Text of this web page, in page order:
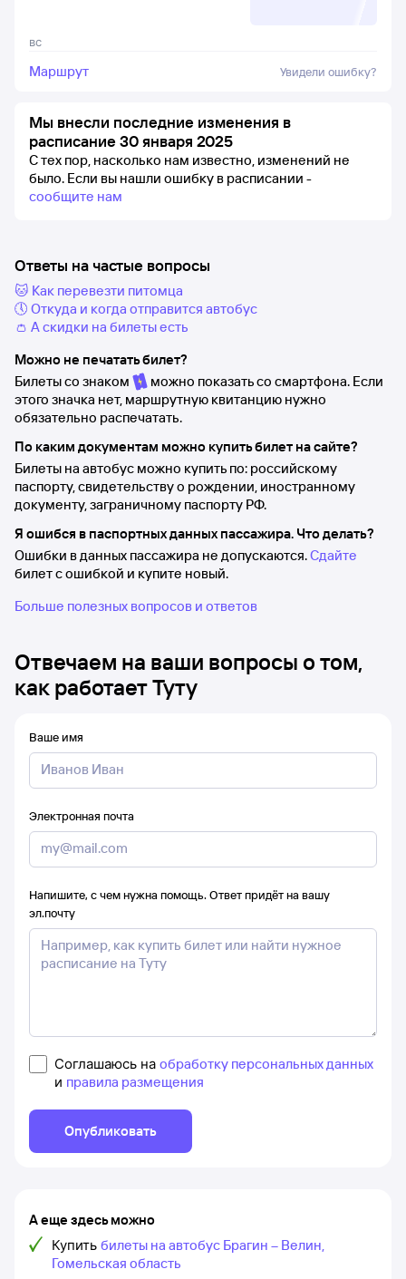
вс
Маршрут Увидели ошибку?
Мы внесли последние изменения в
расписание 30 января 2025
С тех пор, насколько нам известно, изменений не
было. Если вы нашли ошибку в расписании -
сообщите нам
Ответы на частые вопросы
🐱 Как перевезти питомца
🕔 Откуда и когда отправится автобус
👛 А скидки на билеты есть
Можно не печатать билет?
Билеты со знаком
можно показать со смартфона. Если
этого значка нет, маршрутную квитанцию нужно
обязательно распечатать.
По каким документам можно купить билет на сайте?
Билеты на автобус можно купить по: российскому
паспорту, свидетельству о рождении, иностранному
документу, заграничному паспорту РФ.
Я ошибся в паспортных данных пассажира. Что делать?
Ошибки в данных пассажира не допускаются.Сдайте
билет с ошибкой и купите новый.
Больше полезных вопросов и ответов
Отвечаем на ваши вопросы о том,
как работает Туту
Ваше имя
Электронная почта
Напишите, с чем нужна помощь. Ответ придёт на вашу
эл.почту
Соглашаюсь на обработку персональных данных
и правила размещения
Опубликовать
А еще здесь можно
Купить билеты на автобус Брагин – Велин,
Гомельская область